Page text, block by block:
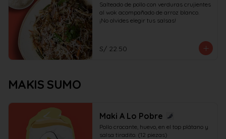
Salteado de pollo con verduras crujientes
al wok acompañado de arroz blanco.
¡No olvides elegir tus salsas!
S/ 22.50
MAKIS SUMO
Maki A Lo Pobre
Pollo crocante, huevo, en el top plátano y
salsa tiradito. (12 piezas)